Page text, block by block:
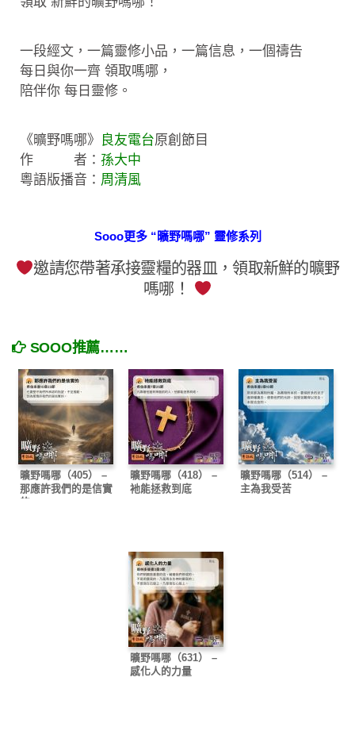
一段經文，一篇靈修小品，一篇信息，一個禱告
每日與你一齊 領取嗎哪，
陪伴你 每日靈修。
《曠野嗎哪》 良友電台原創節目
作 者： 孫大中
粵語版播音： 周清風
Sooo更多 “曠野嗎哪” 靈修系列
邀請您帶著承接靈糧的器皿，領取新鮮的曠野
嗎哪！
SOOO推薦……
曠野嗎哪（405） –
那應許我們的是信實
的
曠野嗎哪（418） –
衪能拯救到底
曠野嗎哪（514） –
主為我受苦
曠野嗎哪（631） –
感化人的力量